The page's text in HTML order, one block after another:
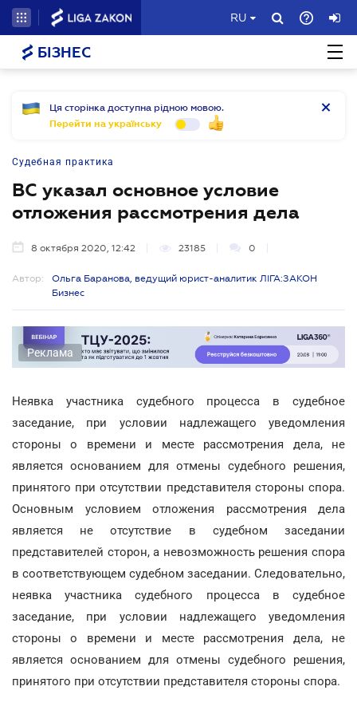
RU
БІЗНЕС
Ця сторінка доступна рідною мовою.
Перейти на українську
Судебная практика
ВС указал основное условие
отложения рассмотрения дела
8 октября 2020, 12:42 23185 0
Автор:
Ольга Баранова, ведущий юрист-аналитик ЛІГА:ЗАКОН
Бизнес
Реклама
Неявка участника судебного процесса в судебное
заседание, при условии надлежащего уведомления
стороны о времени и месте рассмотрения дела, не
является основанием для отмены судебного решения,
принятого при отсутствии представителя стороны спора.
Основным условием отложения рассмотрения дела
является не отсутствие в судебном заседании
представителей сторон, а невозможность решения спора
в соответствующем судебном заседании. Следовательно,
неявка участника судебного процесса в судебное
заседание, при условии надлежащего уведомления
стороны о времени и месте рассмотрения дела, не
является основанием для отмены судебного решения,
принятого при отсутствии представителя стороны спора.